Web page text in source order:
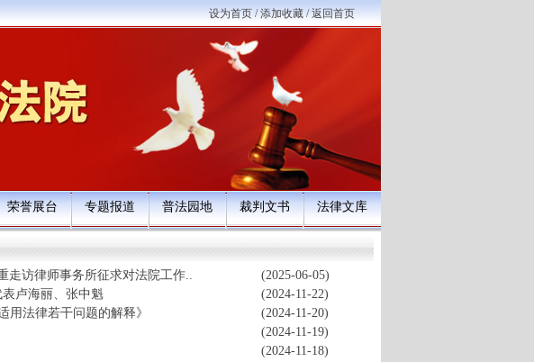
设为首页/添加收藏/返回首页
荣誉展台 专题报道 普法园地 裁判文书 法律文库
走访律师事务所征求对法院工作..
(2025-06-05)
卢海丽、张中魁
(2024-11-22)
用法律若干问题的解释》
(2024-11-20)
(2024-11-19)
(2024-11-18)